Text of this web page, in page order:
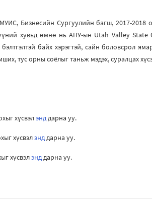
Бизнесийн Сургуулийн багш, 2017-2018
хувьд өмнө нь АНУ-ын Utah Valley State
байх хэрэгтэй, сайн боловсрол
тус орны соёлыг таньж мэдэх, суралцах
хүсвэлэнд дарна уу.
хүсвэлэнд дарна уу.
хүсвэлэнд дарна уу.